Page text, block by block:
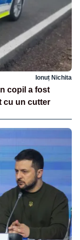
Ionuț Nichita
copil a fost
cu un cutter